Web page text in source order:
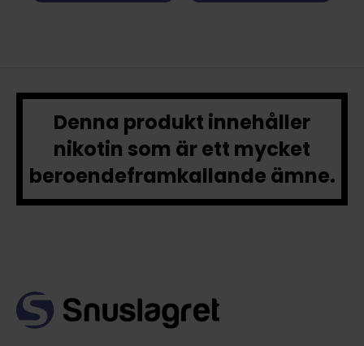
Denna produkt innehåller
nikotin som är ett mycket
beroendeframkallande ämne.